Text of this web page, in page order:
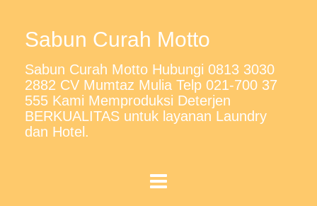
Sabun Curah Motto
Sabun Curah Motto Hubungi 0813 3030
2882 CV Mumtaz Mulia Telp 021-700 37
555 Kami Memproduksi Deterjen
BERKUALITAS untuk layanan Laundry
dan Hotel.